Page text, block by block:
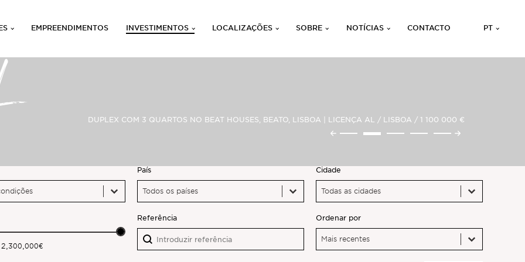
EMPREENDIMENTOS INVESTIMENTOS LOCALIZAÇÕES SOBRE NOTÍCIAS CONTACTO PT
DUPLEX COM 3 QUARTOS NO BEAT HOUSES, BEATO, LISBOA | LICENÇA AL / LISBOA / 1 100 000 €
País
País
País
País
Cidade
Cidade
Cidade
Cidade
Referência
Referência
Referência
Ordenar por
Ordenar por
Ordenar por
Mais recentes
Ordenar por